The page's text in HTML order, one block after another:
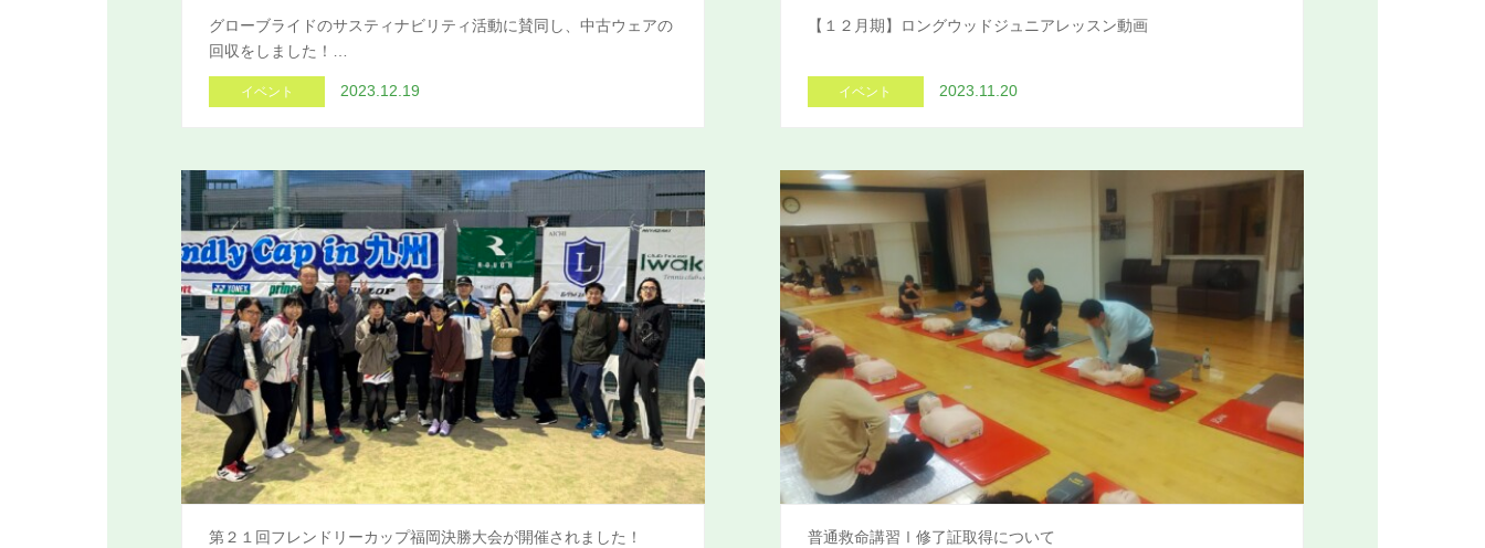
グローブライドのサスティナビリティ活動に賛同し、中古ウェアの
回収をしました！…
イベント 2023.12.19
【１２月期】ロングウッドジュニアレッスン動画
イベント 2023.11.20
第２１回フレンドリーカップ福岡決勝大会が開催されました！ 普通救命講習Ⅰ修了証取得について